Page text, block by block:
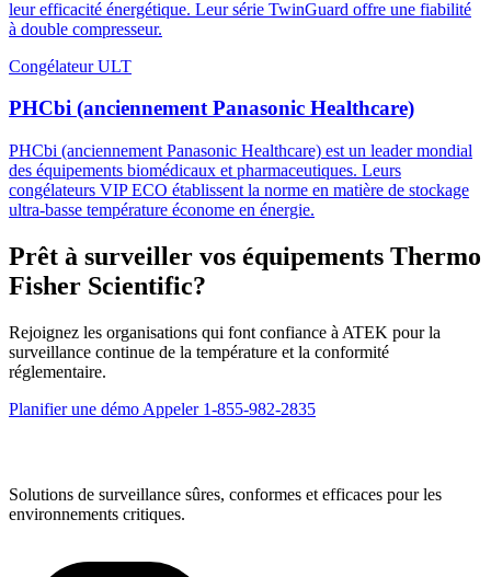
leur efficacité énergétique. Leur série TwinGuard offre une fiabilité
à double compresseur.
Congélateur ULT
PHCbi (anciennement Panasonic Healthcare)
PHCbi (anciennement Panasonic Healthcare) est un leader mondial
des équipements biomédicaux et pharmaceutiques. Leurs
congélateurs VIP ECO établissent la norme en matière de stockage
ultra-basse température économe en énergie.
Prêt à surveiller vos équipements Thermo
Fisher Scientific?
Rejoignez les organisations qui font confiance à ATEK pour la
surveillance continue de la température et la conformité
réglementaire.
Planifier une démo Appeler 1-855-982-2835
Solutions de surveillance sûres, conformes et efficaces pour les
environnements critiques.